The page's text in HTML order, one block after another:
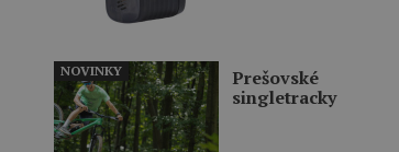
Prešovské
singletracky
NOVINKY